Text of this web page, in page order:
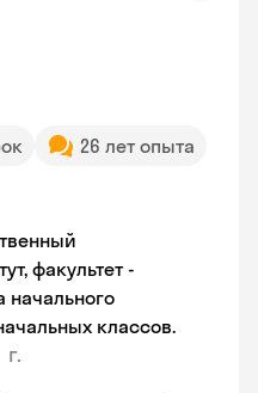
26 лет опыта
факультет -
начального
классов.
г.